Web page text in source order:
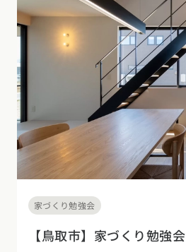
家づくり勉強会
【鳥取市】家づくり勉強会